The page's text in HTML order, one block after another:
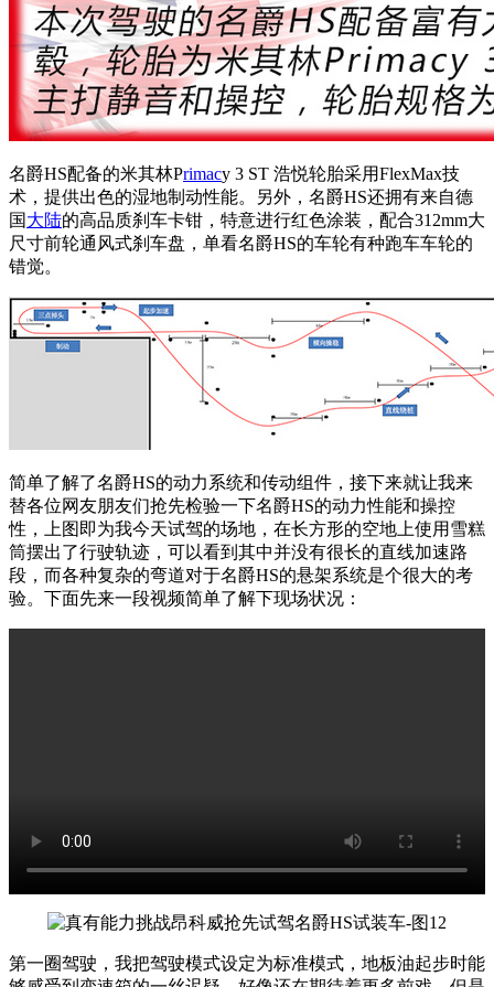
名爵HS配备的米其林Primacy 3 ST 浩悦轮胎采用FlexMax技
术，提供出色的湿地制动性能。另外，名爵HS还拥有来自德
国大陆的高品质刹车卡钳，特意进行红色涂装，配合312mm大
尺寸前轮通风式刹车盘，单看名爵HS的车轮有种跑车车轮的
错觉。
简单了解了名爵HS的动力系统和传动组件，接下来就让我来
替各位网友朋友们抢先检验一下名爵HS的动力性能和操控
性，上图即为我今天试驾的场地，在长方形的空地上使用雪糕
筒摆出了行驶轨迹，可以看到其中并没有很长的直线加速路
段，而各种复杂的弯道对于名爵HS的悬架系统是个很大的考
验。下面先来一段视频简单了解下现场状况：
第一圈驾驶，我把驾驶模式设定为标准模式，地板油起步时能